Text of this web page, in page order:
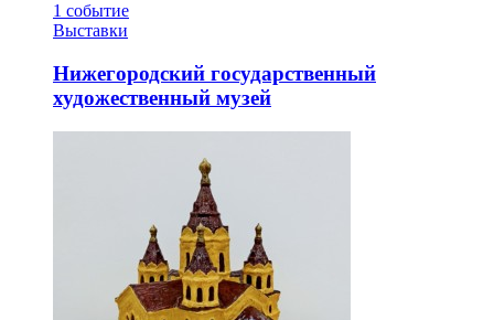
1 событие
Выставки
Нижегородский государственный
художественный музей